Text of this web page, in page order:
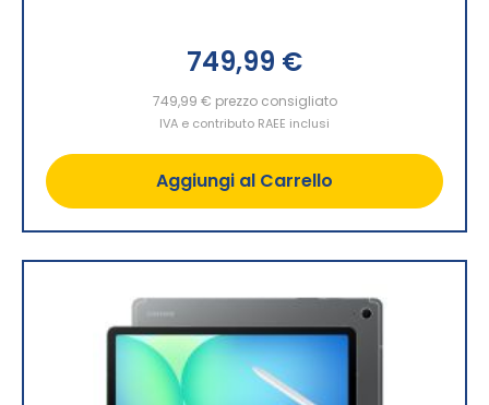
749,99 €
749,99 € prezzo consigliato
IVA e contributo RAEE inclusi
Aggiungi al Carrello